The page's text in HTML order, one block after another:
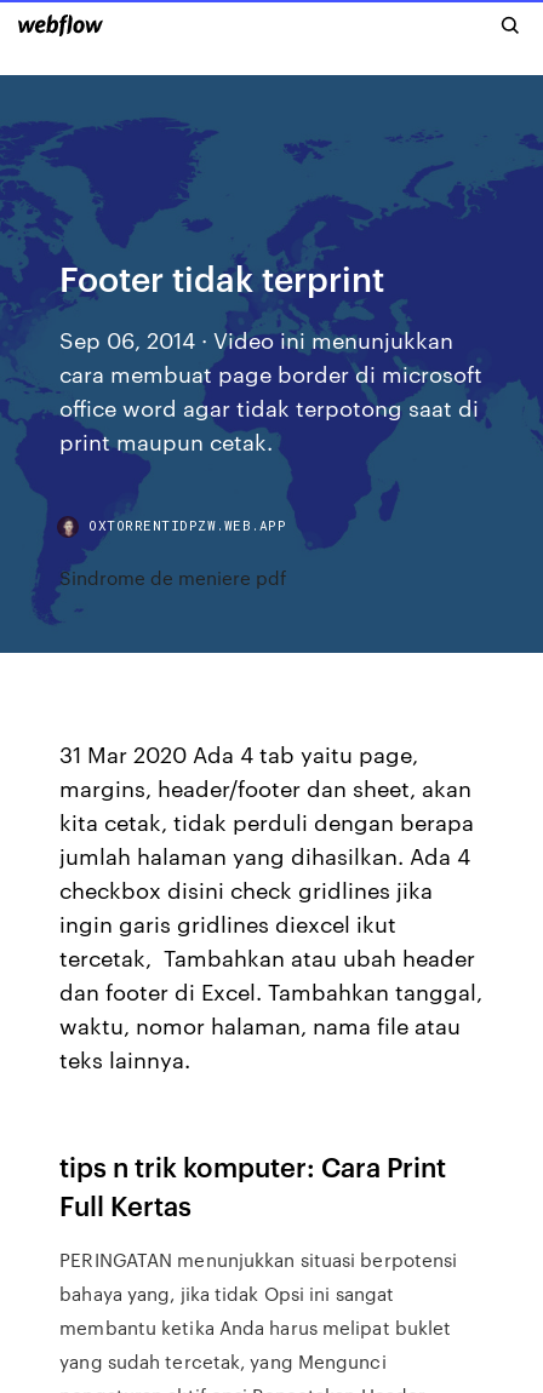
Footer tidak terprint
Sep 06, 2014 · Video ini menunjukkan
cara membuat page border di microsoft
office word agar tidak terpotong saat di
print maupun cetak.
OXTORRENTIDPZW.WEB.APP
Sindrome de meniere pdf
31 Mar 2020 Ada 4 tab yaitu page,
margins, header/footer dan sheet, akan
kita cetak, tidak perduli dengan berapa
jumlah halaman yang dihasilkan. Ada 4
checkbox disini check gridlines jika
ingin garis gridlines diexcel ikut
tercetak, Tambahkan atau ubah header
dan footer di Excel. Tambahkan tanggal,
waktu, nomor halaman, nama file atau
teks lainnya.
tips n trik komputer: Cara Print
Full Kertas
PERINGATAN menunjukkan situasi berpotensi
bahaya yang, jika tidak Opsi ini sangat
membantu ketika Anda harus melipat buklet
yang sudah tercetak, yang Mengunci